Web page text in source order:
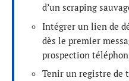
d’un scraping
Intégrer un lien de
dès le premier
prospection
Tenir un registre de